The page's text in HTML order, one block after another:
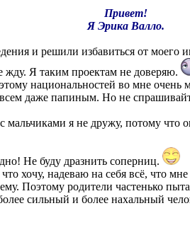
Привет!
Я Эрика Валло.
и решили избавиться от моего
жду. Я таким проектам не доверяю.
национальностей во мне очень
даже папиным. Но не
я не дружу, потому что
Не буду дразнить соперниц.
хочу, надеваю на себя всё, что
Поэтому родители частенько
сильный и более нахальный